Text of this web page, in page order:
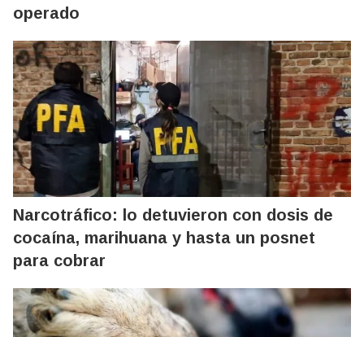
operado
Narcotráfico: lo detuvieron con dosis de
cocaína, marihuana y hasta un posnet
para cobrar